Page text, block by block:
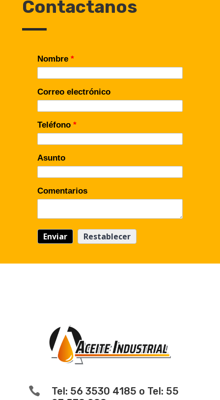
Contactanos
Nombre *
Correo electrónico
Teléfono *
Asunto
Comentarios

Tel: 56 3530 4185 o Tel: 55